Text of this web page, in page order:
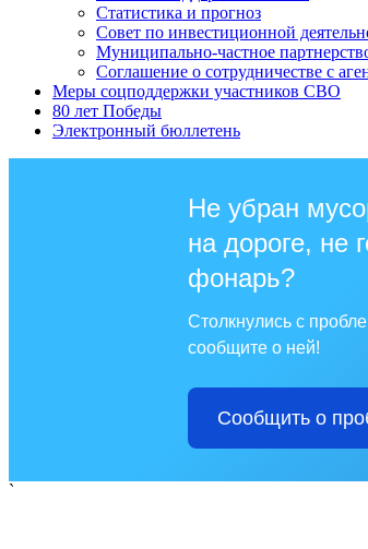
Статистика и прогноз
Совет по инвестиционной
Муниципально-частное
Соглашение о сотрудничестве с
Меры соцподдержки участников СВО
80 лет Победы
Электронный бюллетень
Не убран
на дороге, не
фонарь?
Столкнулись с
сообщите о ней!
Сообщить о
`